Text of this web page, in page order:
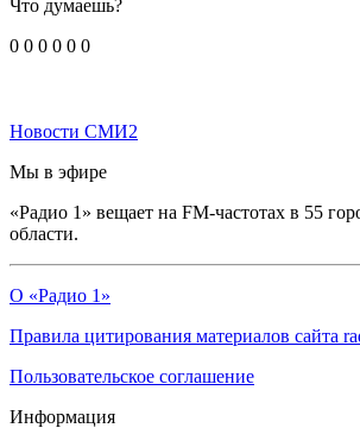
Что думаешь?
0 0 0 0 0 0
Новости СМИ2
Мы в эфире
«Радио 1» вещает на FM-частотах в 55
области.
О «Радио 1»
Правила цитирования материалов сайта
Пользовательское соглашение
Информация